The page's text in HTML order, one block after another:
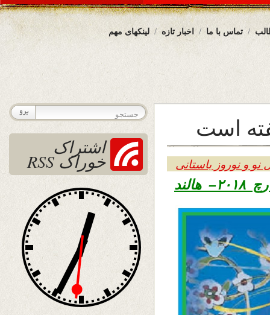
لینکهای مهم اخبار تازه تماس با ما
است
نو و نوروز باستانی
اشتراک
خوراک RSS